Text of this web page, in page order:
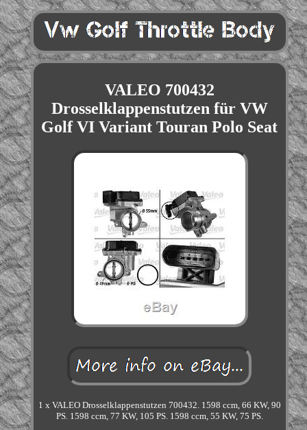
VALEO 700432
Drosselklappenstutzen für VW
Golf VI Variant Touran Polo Seat
1 x VALEO Drosselklappenstutzen 700432. 1598 ccm, 66 KW, 90
PS. 1598 ccm, 77 KW, 105 PS. 1598 ccm, 55 KW, 75 PS.